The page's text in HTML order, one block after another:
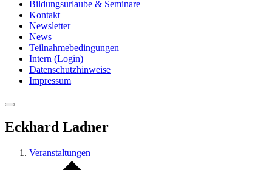
Bildungsurlaube & Seminare
Kontakt
Newsletter
News
Teilnahmebedingungen
Intern (Login)
Datenschutzhinweise
Impressum
Eckhard Ladner
Veranstaltungen